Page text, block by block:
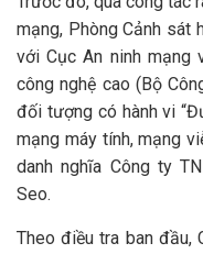
mạng, Phòng Cảnh sát
với Cục An ninh mạng
công nghệ cao (Bộ
đối tượng có hành vi
mạng máy tính, mạng
danh nghĩa Công ty
Seo.
Theo điều tra ban đầu,